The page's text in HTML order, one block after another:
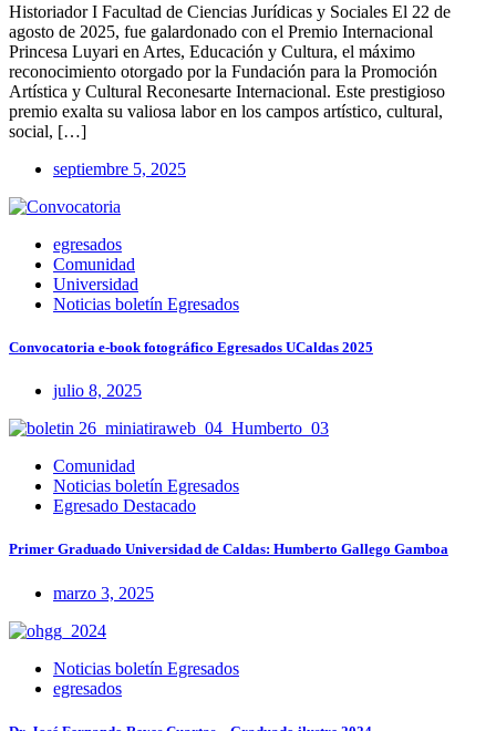
Historiador I Facultad de Ciencias Jurídicas y Sociales El 22 de
agosto de 2025, fue galardonado con el Premio Internacional
Princesa Luyari en Artes, Educación y Cultura, el máximo
reconocimiento otorgado por la Fundación para la Promoción
Artística y Cultural Reconesarte Internacional. Este prestigioso
premio exalta su valiosa labor en los campos artístico, cultural,
social, […]
septiembre 5, 2025
egresados
Comunidad
Universidad
Noticias boletín Egresados
Convocatoria e-book fotográfico Egresados UCaldas 2025
julio 8, 2025
Comunidad
Noticias boletín Egresados
Egresado Destacado
Primer Graduado Universidad de Caldas: Humberto Gallego Gamboa
marzo 3, 2025
Noticias boletín Egresados
egresados